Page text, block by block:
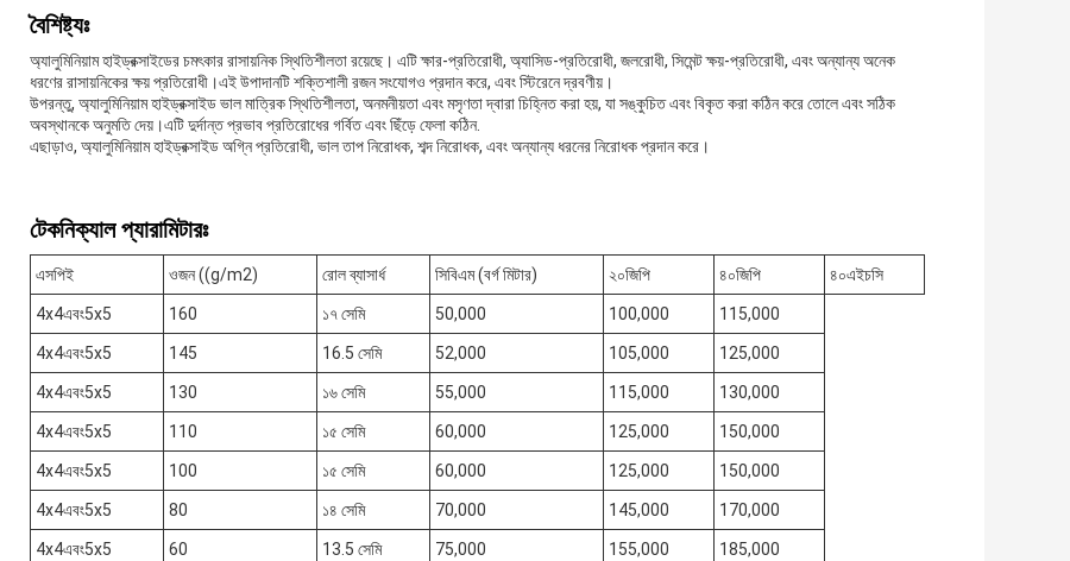
বৈশিষ্ট্যঃ
অ্যালুমিনিয়াম হাইড্রক্সাইডের চমৎকার রাসায়নিক স্থিতিশীলতা রয়েছে। এটি ক্ষার-প্রতিরোধী, অ্যাসিড-প্রতিরোধী, জলরোধী, সিমেন্ট ক্ষয়-প্রতিরোধী, এবং অন্যান্য অনেক
ধরণের রাসায়নিকের ক্ষয় প্রতিরোধী।এই উপাদানটি শক্তিশালী রজন সংযোগও প্রদান করে, এবং স্টিরেনে দ্রবণীয়।
উপরন্তু, অ্যালুমিনিয়াম হাইড্রক্সাইড ভাল মাত্রিক স্থিতিশীলতা, অনমনীয়তা এবং মসৃণতা দ্বারা চিহ্নিত করা হয়, যা সঙ্কুচিত এবং বিকৃত করা কঠিন করে তোলে এবং সঠিক
অবস্থানকে অনুমতি দেয়।এটি দুর্দান্ত প্রভাব প্রতিরোধের গর্বিত এবং ছিঁড়ে ফেলা কঠিন.
এছাড়াও, অ্যালুমিনিয়াম হাইড্রক্সাইড অগ্নি প্রতিরোধী, ভাল তাপ নিরোধক, শব্দ নিরোধক, এবং অন্যান্য ধরনের নিরোধক প্রদান করে।
টেকনিক্যাল প্যারামিটারঃ
এসপিই ওজন ((g/m2) রোল ব্যাসার্ধ সিবিএম (বর্গ মিটার) ২০জিপি ৪০জিপি ৪০এইচসি
4x4এবং5x5 160 ১৭ সেমি 50,000 100,000 115,000
4x4এবং5x5 145 16.5 সেমি 52,000 105,000 125,000
4x4এবং5x5 130 ১৬ সেমি 55,000 115,000 130,000
4x4এবং5x5 110 ১৫ সেমি 60,000 125,000 150,000
4x4এবং5x5 100 ১৫ সেমি 60,000 125,000 150,000
4x4এবং5x5 80 ১৪ সেমি 70,000 145,000 170,000
4x4এবং5x5 60 13.5 সেমি 75,000 155,000 185,000